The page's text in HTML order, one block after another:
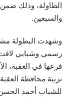
الطاولة، وذلك ضمن
والسبعين.
رسمي وشبابي
فرعها في العقبة،
تربية محافظة
للشباب أحمد